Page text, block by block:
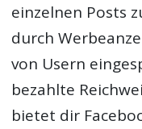
einzelnen Posts
durch
von Usern
bezahlte
bietet dir